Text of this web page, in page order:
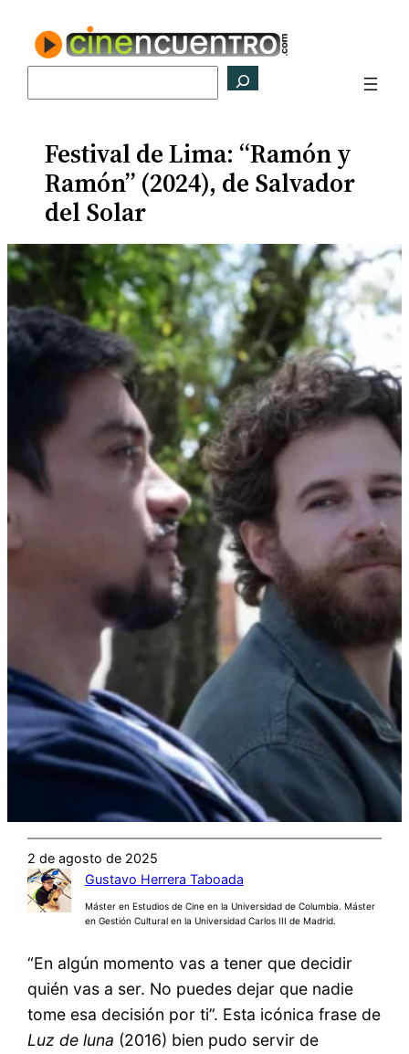
contenido
Festival de Lima: “Ramón y
Ramón” (2024), de Salvador
del Solar
2 de agosto de 2025
Gustavo Herrera Taboada
Máster en Estudios de Cine en la Universidad de Columbia. Máster
en Gestión Cultural en la Universidad Carlos III de Madrid.
“En algún momento vas a tener que decidir
quién vas a ser. No puedes dejar que nadie
tome esa decisión por ti”. Esta icónica frase de
Luz de luna (2016) bien pudo servir de